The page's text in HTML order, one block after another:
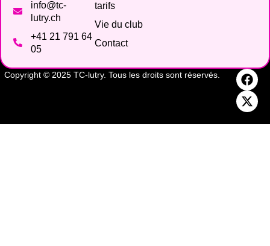
info@tc-
lutry.ch
+41 21 791 64
05
tarifs
Vie du club
Contact
Copyright © 2025 TC-lutry. Tous les droits sont réservés.